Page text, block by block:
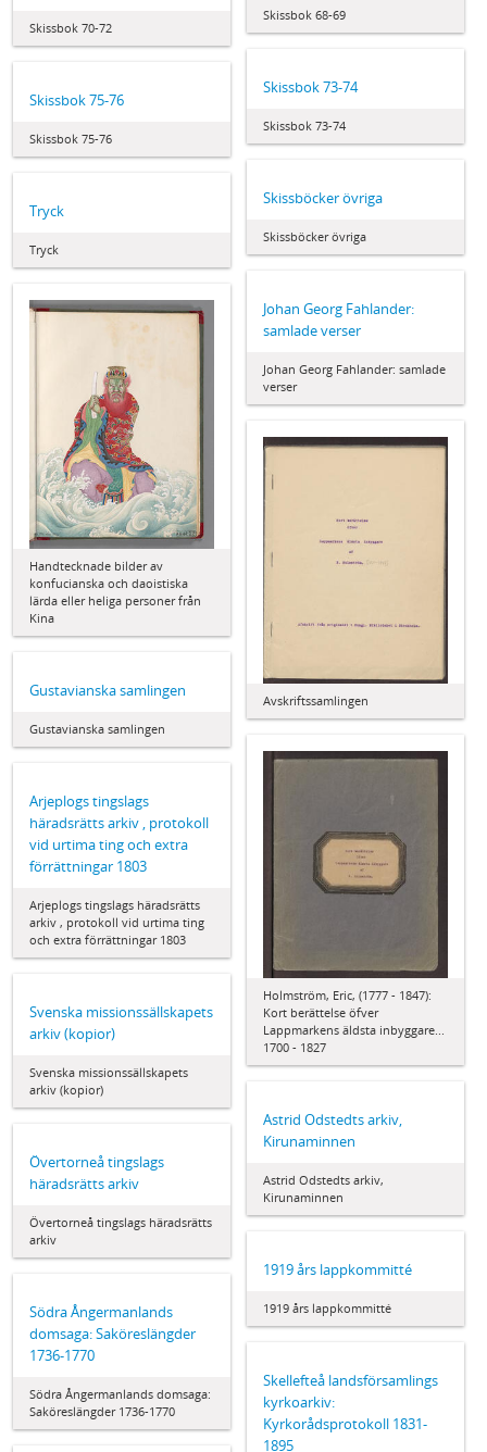
Skissbok 68-69
Skissbok 70-72
Skissbok 73-74
Skissbok 73-74
Skissbok 75-76
Skissbok 75-76
Skissböcker övriga
Skissböcker övriga
Tryck
Tryck
Johan Georg Fahlander:
samlade verser
Johan Georg Fahlander: samlade
verser
Handtecknade bilder av
konfucianska och daoistiska
lärda eller heliga personer från
Kina
Avskriftssamlingen
Gustavianska samlingen
Gustavianska samlingen
Holmström, Eric, (1777 - 1847):
Kort berättelse öfver
Lappmarkens äldsta inbyggare...
1700 - 1827
Arjeplogs tingslags
häradsrätts arkiv , protokoll
vid urtima ting och extra
förrättningar 1803
Arjeplogs tingslags häradsrätts
arkiv , protokoll vid urtima ting
och extra förrättningar 1803
Svenska missionssällskapets
arkiv (kopior)
Svenska missionssällskapets
arkiv (kopior)
Astrid Odstedts arkiv,
Kirunaminnen
Astrid Odstedts arkiv,
Kirunaminnen
Övertorneå tingslags
häradsrätts arkiv
Övertorneå tingslags häradsrätts
arkiv
1919 års lappkommitté
1919 års lappkommitté
Södra Ångermanlands
domsaga: Saköreslängder
1736-1770
Södra Ångermanlands domsaga:
Saköreslängder 1736-1770
Skellefteå landsförsamlings
kyrkoarkiv:
Kyrkorådsprotokoll 1831-
1895